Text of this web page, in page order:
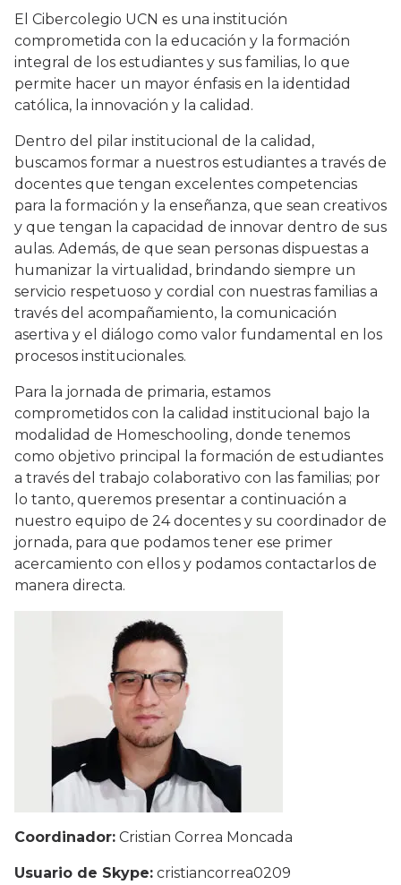
El Cibercolegio UCN es una institución
comprometida con la educación y la formación
integral de los estudiantes y sus familias, lo que
permite hacer un mayor énfasis en la identidad
católica, la innovación y la calidad.
Dentro del pilar institucional de la calidad,
buscamos formar a nuestros estudiantes a través de
docentes que tengan excelentes competencias
para la formación y la enseñanza, que sean creativos
y que tengan la capacidad de innovar dentro de sus
aulas. Además, de que sean personas dispuestas a
humanizar la virtualidad, brindando siempre un
servicio respetuoso y cordial con nuestras familias a
través del acompañamiento, la comunicación
asertiva y el diálogo como valor fundamental en los
procesos institucionales.
Para la jornada de primaria, estamos
comprometidos con la calidad institucional bajo la
modalidad de Homeschooling, donde tenemos
como objetivo principal la formación de estudiantes
a través del trabajo colaborativo con las familias; por
lo tanto, queremos presentar a continuación a
nuestro equipo de 24 docentes y su coordinador de
jornada, para que podamos tener ese primer
acercamiento con ellos y podamos contactarlos de
manera directa.
Coordinador: Cristian Correa Moncada
Usuario de Skype: cristiancorrea0209